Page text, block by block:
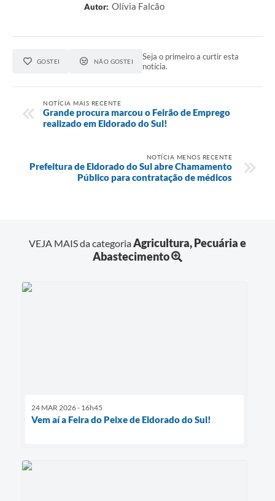
Autor: Olívia Falcão
GOSTEI NÃO GOSTEI
Seja o primeiro a curtir esta
notícia.
NOTÍCIA MAIS RECENTE
Grande procura marcou o Feirão de Emprego
realizado em Eldorado do Sul!
NOTÍCIA MENOS RECENTE
Prefeitura de Eldorado do Sul abre Chamamento
Público para contratação de médicos
VEJA MAIS da categoriaAgricultura, Pecuária e
Abastecimento
24 MAR 2026 - 16h45
Vem aí a Feira do Peixe de Eldorado do Sul!